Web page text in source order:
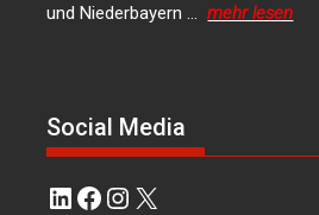
und Niederbayern …mehr lesen
Social Media
LinkedIn
Facebook
Instagram
X